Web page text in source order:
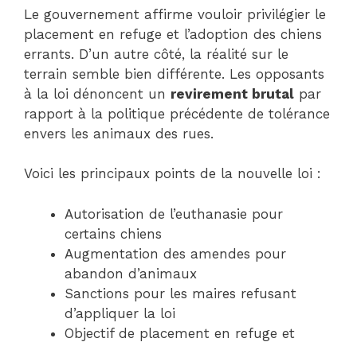
Le gouvernement affirme vouloir privilégier le
placement en refuge et l’adoption des chiens
errants. D’un autre côté, la réalité sur le
terrain semble bien différente. Les opposants
à la loi dénoncent un revirement brutal par
rapport à la politique précédente de tolérance
envers les animaux des rues.
Voici les principaux points de la nouvelle loi :
Autorisation de l’euthanasie pour
certains chiens
Augmentation des amendes pour
abandon d’animaux
Sanctions pour les maires refusant
d’appliquer la loi
Objectif de placement en refuge et